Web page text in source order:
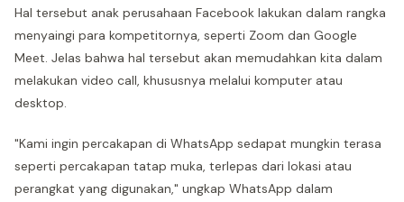
Hal tersebut anak perusahaan Facebook lakukan dalam rangka
menyaingi para kompetitornya, seperti Zoom dan Google
Meet. Jelas bahwa hal tersebut akan memudahkan kita dalam
melakukan video call, khususnya melalui komputer atau
desktop.
"Kami ingin percakapan di WhatsApp sedapat mungkin terasa
seperti percakapan tatap muka, terlepas dari lokasi atau
perangkat yang digunakan," ungkap WhatsApp dalam